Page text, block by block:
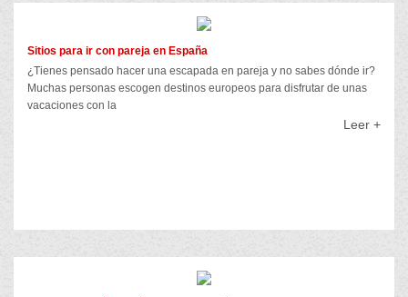
Sitios para ir con pareja en España
¿Tienes pensado hacer una escapada en pareja y no sabes dónde ir?
Muchas personas escogen destinos europeos para disfrutar de unas
vacaciones con la
Leer +